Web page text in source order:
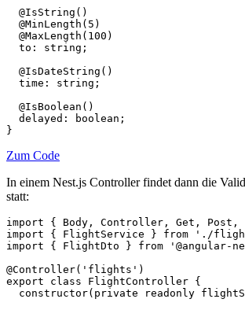
  @IsString()
  @MinLength(5)
  @MaxLength(100)
  to: string;
  @IsDateString()
  time: string;
  @IsBoolean()
  delayed: boolean;
}
Zum Code
In einem Nest.js Controller findet dann die
statt:
import { Body, Controller, Get, Post,
import { FlightService } from './
import { FlightDto } from '@angular-
@Controller('flights')
export class FlightController {
constructor(private readonly